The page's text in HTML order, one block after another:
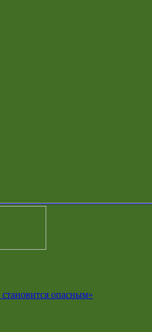
становится опасным»